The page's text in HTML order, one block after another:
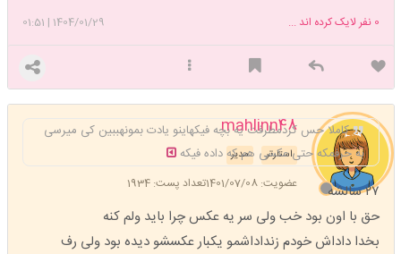
1404/01/29
|
01:51 0 نفر لایک کرده اند ...
mahlinn48
مدیر استارتر
عضویت: 1401/07/08 تعداد پست: 1934
کاملا حس کردمطرفت یه بچه فیکهاینو یادت بمونهببین کی میرسی
به حرفمکه حتی عکسی هم که داده فیکه
۲۷ سالشه
حق با اون بود خب ولی سر یه عکس چرا باید ولم کنه
بخدا داداش خودم زنداداشمو یکبار عکسشو دیده بود ولی رف